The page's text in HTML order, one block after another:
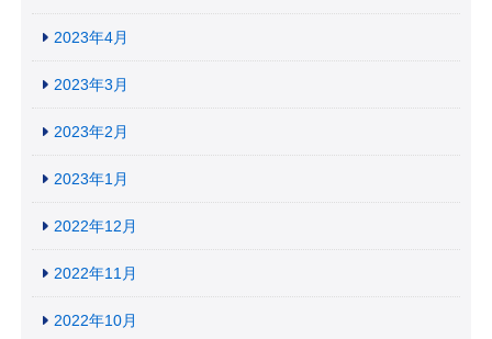
2023年4月
2023年3月
2023年2月
2023年1月
2022年12月
2022年11月
2022年10月